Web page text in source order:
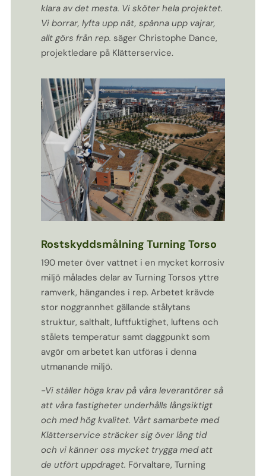
klara av det mesta. Vi sköter hela projektet.
Vi borrar, lyfta upp nät, spänna upp vajrar,
allt görs från rep. säger Christophe Dance,
projektledare på Klätterservice.
Rostskyddsmålning Turning Torso
190 meter över vattnet i en mycket korrosiv
miljö målades delar av Turning Torsos yttre
ramverk, hängandes i rep. Arbetet krävde
stor noggrannhet gällande stålytans
struktur, salthalt, luftfuktighet, luftens och
stålets temperatur samt daggpunkt som
avgör om arbetet kan utföras i denna
utmanande miljö.
-Vi ställer höga krav på våra leverantörer så
att våra fastigheter underhålls långsiktigt
och med hög kvalitet. Vårt samarbete med
Klätterservice sträcker sig över lång tid
och vi känner oss mycket trygga med att
de utfört uppdraget. Förvaltare, Turning